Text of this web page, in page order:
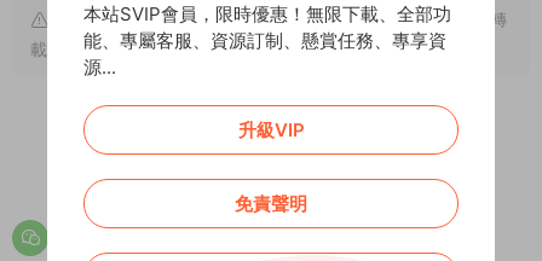
原文鏈接：https://addprofans.com/wp-media-folder/
，轉
載請注明出處。
本站SVIP會員，限時優惠！無限下載、全部功
能、專屬客服、資源訂制、懸賞任務、專享資
源...
升級VIP
免責聲明